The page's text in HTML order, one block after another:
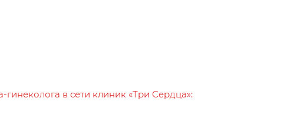
в сети клиник «Три Сердца»: